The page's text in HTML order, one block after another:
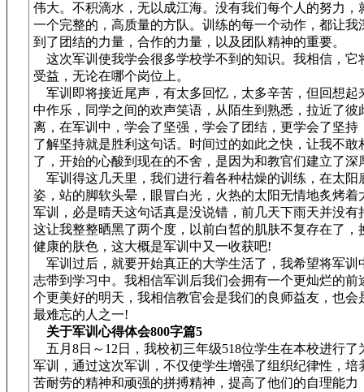
伟大。不积滴水，无以成江海。没有我们每个人的努力，
一个完整的，高质量的方队。训练的每一个动作，都让我
到了团结的力量，合作的力量，以及团队精神的重要。
这次军训使我学会很多学校学不到的知识。我相信，它
受益，无论在哪个岗位上。
军训即将接近尾声，有太多回忆，太多辛苦，但回想起
中作乐，同学之间的欢声笑语，从陌生到熟悉，拉近了彼
离，在军训中，学会了坚强，学会了团结，更学会了坚持
了解坚持就是胜利这句话。时间过的如此之快，让我不敢
了，开始的心酸到现在的不舍，是因为和教官们建立了深
军训得这几天里，我们进行着各种枯燥的训练，在太阳
姿，站的脚软头晕，眼冒白光，火热的太阳无情地炙烤着
军训，必是晴天这句话真是没说错，前几天下雨天并没有
这让我整整晒黑了两个度，以前白皙的肌肤不复存在了，
健康的肤色，这大概是军训中又一收获吧!
军训过后，就要开始真正的大学生活了，我希望将军训
志带到学习中。我相信军训后我们会拥有一个更灿烂的前
个更美好的明天，我相信教官会是我们的良师益友，也会
最难忘的人之一!
关于军训心得体会800字篇5
五月8日～12日，我校初三年级518位学生在本校进行了
军训，通过这次军训，不仅使学生增强了组织纪律性，培
苦耐劳的精神和顽强的拼搏精神，提高了他们的自理能力